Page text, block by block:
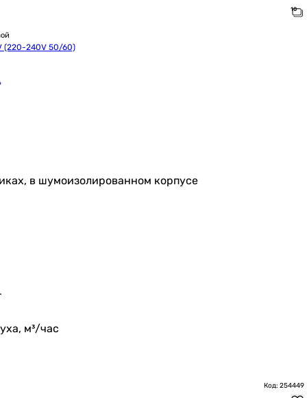
(220-240V 50/60)
в шумоизолированном корпусе
м³/час
Код: 254449